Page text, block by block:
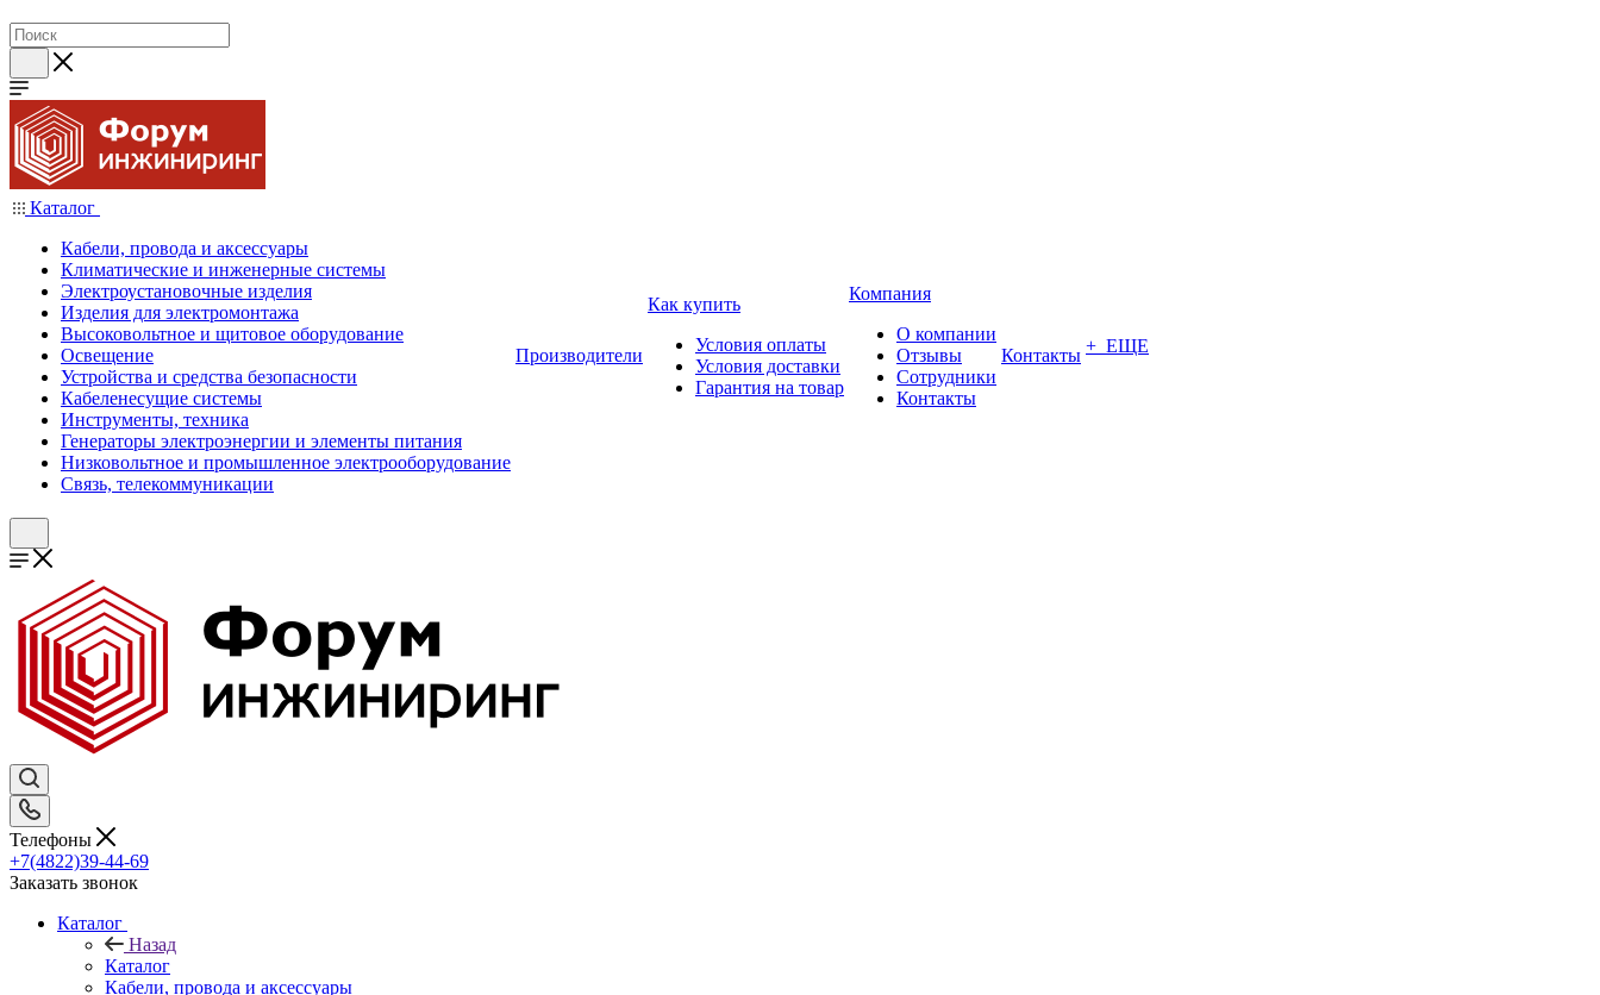
Каталог
Кабели, провода и аксессуары
Климатические и инженерные системы
Электроустановочные изделия
Изделия для электромонтажа
Высоковольтное и щитовое оборудование
Освещение
Устройства и средства безопасности
Кабеленесущие системы
Инструменты, техника
Генераторы электроэнергии и элементы питания
Низковольтное и промышленное электрооборудование
Связь, телекоммуникации
Производители
Как купить
Условия оплаты
Условия доставки
Гарантия на товар
Компания
О компании
Отзывы
Сотрудники
Контакты
Контакты + ЕЩЕ
Телефоны
+7(4822)39-44-69
Заказать звонок
Каталог
Назад
Каталог
Кабели, провода и аксессуары